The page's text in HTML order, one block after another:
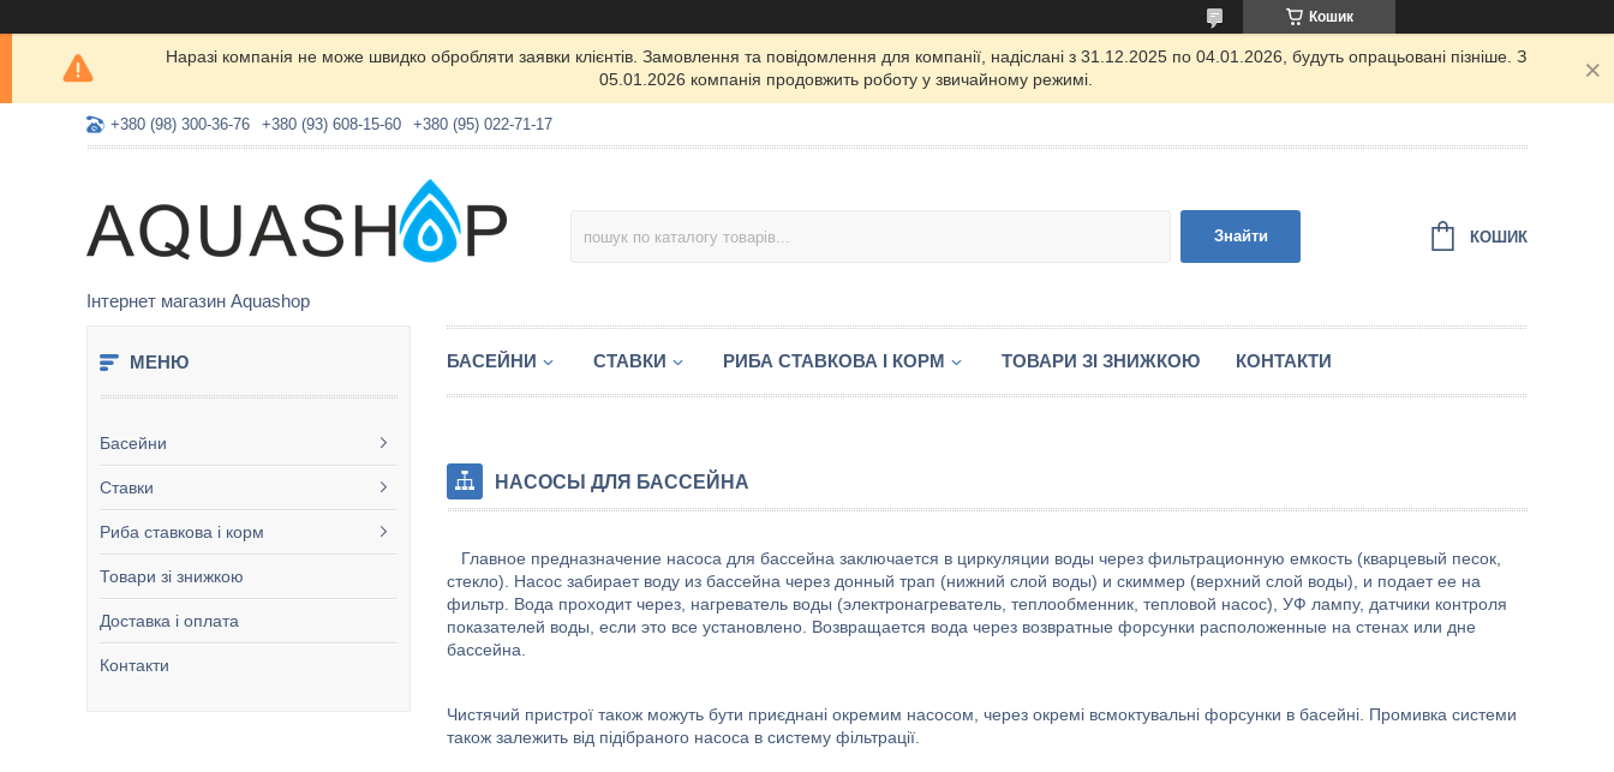
Кошик
Наразі компанія не може швидко обробляти заявки клієнтів. Замовлення та повідомлення для компанії, надіслані з 31.12.2025 по 04.01.2026, будуть опрацьовані пізніше. З
05.01.2026 компанія продовжить роботу у звичайному режимі.
+380 (98) 300-36-76 +380 (93) 608-15-60 +380 (95) 022-71-17
Інтернет магазин Aquashop
Знайти КОШИК
Басейни
Ставки
Риба ставкова і корм
Товари зі знижкою
Доставка і оплата
Контакти
БАСЕЙНИ СТАВКИ РИБА СТАВКОВА І КОРМ ТОВАРИ ЗІ ЗНИЖКОЮ КОНТАКТИ
НАСОСЫ ДЛЯ БАССЕЙНА
Главное предназначение насоса для бассейна заключается в циркуляции воды через фильтрационную емкость (кварцевый песок,
стекло). Насос забирает воду из бассейна через донный трап (нижний слой воды) и скиммер (верхний слой воды), и подает ее на
фильтр. Вода проходит через, нагреватель воды (электронагреватель, теплообменник, тепловой насос), УФ лампу, датчики контроля
показателей воды, если это все установлено. Возвращается вода через возвратные форсунки расположенные на стенах или дне
бассейна.
Чистячий пристрої також можуть бути приєднані окремим насосом, через окремі всмоктувальні форсунки в басейні. Промивка системи
також залежить від підібраного насоса в систему фільтрації.